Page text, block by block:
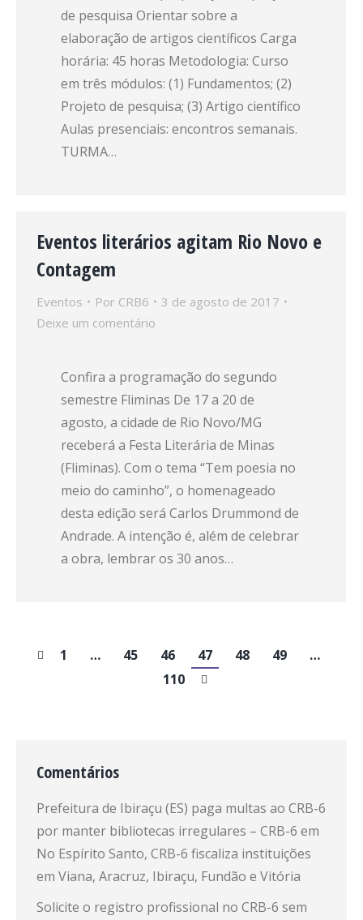
de pesquisa Orientar sobre a
elaboração de artigos científicos Carga
horária: 45 horas Metodologia: Curso
em três módulos: (1) Fundamentos; (2)
Projeto de pesquisa; (3) Artigo científico
Aulas presenciais: encontros semanais.
TURMA…
Eventos literários agitam Rio Novo e
Contagem
Eventos Por CRB6
3 de agosto de 2017
Deixe um comentário
Confira a programação do segundo
semestre Fliminas De 17 a 20 de
agosto, a cidade de Rio Novo/MG
receberá a Festa Literária de Minas
(Fliminas). Com o tema “Tem poesia no
meio do caminho”, o homenageado
desta edição será Carlos Drummond de
Andrade. A intenção é, além de celebrar
a obra, lembrar os 30 anos…
1 … 45 46 47 48 49
…
110
Comentários
Prefeitura de Ibiraçu (ES) paga multas ao CRB-6
por manter bibliotecas irregulares – CRB-6 em
No Espírito Santo, CRB-6 fiscaliza instituições
em Viana, Aracruz, Ibiraçu, Fundão e Vitória
Solicite o registro profissional no CRB-6 sem